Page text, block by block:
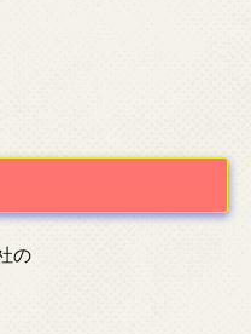
の